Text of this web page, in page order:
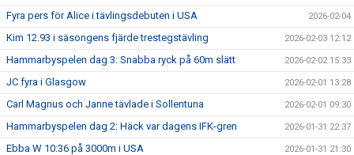
Fyra pers för Alice i tävlingsdebuten i USA 2026-02-04
Kim 12.93 i säsongens fjärde trestegstävling 2026-02-03 12:12
Hammarbyspelen dag 3: Snabba ryck på 60m slätt 2026-02-02 15:33
JC fyra i Glasgow 2026-02-01 13:28
Carl Magnus och Janne tävlade i Sollentuna 2026-02-01 09:30
Hammarbyspelen dag 2: Häck var dagens IFK-gren 2026-01-31 22:37
Ebba W 10:36 på 3000m i USA 2026-01-31 21:30